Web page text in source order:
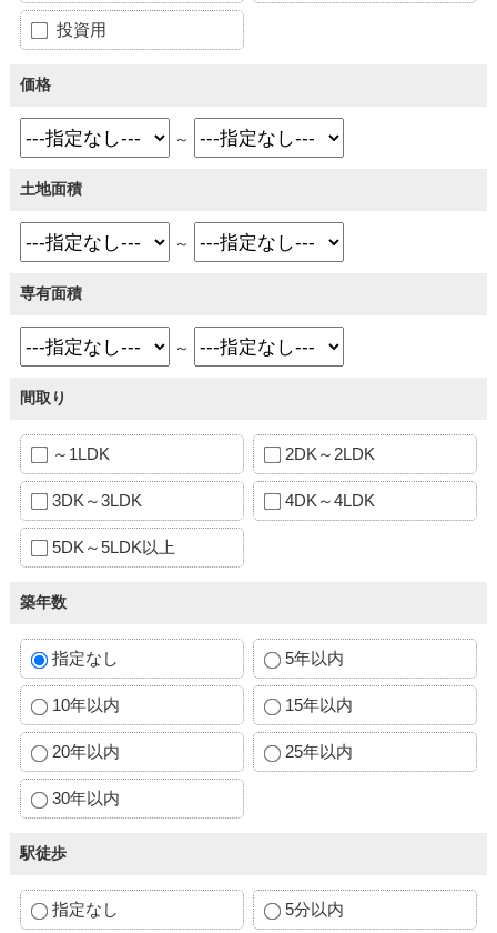
投資用
価格
～
土地面積
～
専有面積
～
間取り
～1LDK 2DK～2LDK
3DK～3LDK 4DK～4LDK
5DK～5LDK以上
築年数
指定なし 5年以内
10年以内 15年以内
20年以内 25年以内
30年以内
駅徒歩
指定なし 5分以内